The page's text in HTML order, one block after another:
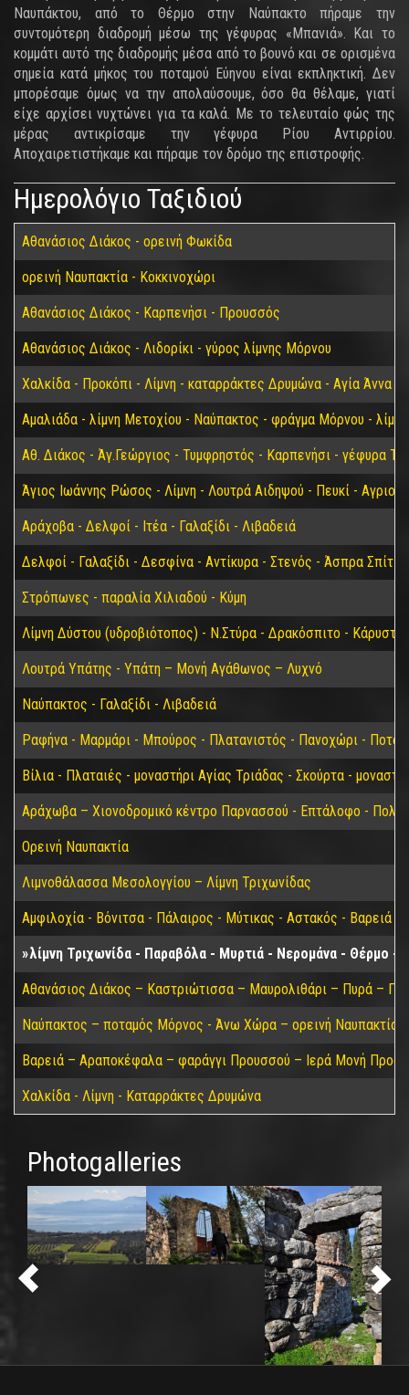
Ναυπάκτου, από το Θέρμο στην Ναύπακτο πήραμε την
συντομότερη διαδρομή μέσω της γέφυρας «Μπανιά». Και το
κομμάτι αυτό της διαδρομής μέσα από το βουνό και σε ορισμένα
σημεία κατά μήκος του ποταμού Εύηνου είναι εκπληκτική. Δεν
μπορέσαμε όμως να την απολαύσουμε, όσο θα θέλαμε, γιατί
είχε αρχίσει νυχτώνει για τα καλά. Με το τελευταίο φώς της
μέρας αντικρίσαμε την γέφυρα Ρίου Αντιρρίου.
Αποχαιρετιστήκαμε και πήραμε τον δρόμο της επιστροφής.
Ημερολόγιο Ταξιδιού
Αθανάσιος Διάκος - ορεινή Φωκίδα
ορεινή Ναυπακτία - Κοκκινοχώρι
Αθανάσιος Διάκος - Καρπενήσι - Προυσσός
Αθανάσιος Διάκος - Λιδορίκι - γύρος λίμνης Μόρνου
Χαλκίδα - Προκόπι - Λίμνη - καταρράκτες Δρυμώνα - Αγία Άννα
Αμαλιάδα - λίμνη Μετοχίου - Ναύπακτος - φράγμα Μόρνου -
Αθ. Διάκος - Άγ.Γεώργιος - Τυμφρηστός - Καρπενήσι - γέφυρα
Άγιος Ιωάννης Ρώσος - Λίμνη - Λουτρά Αιδηψού - Πευκί -
Αράχοβα - Δελφοί - Ιτέα - Γαλαξίδι - Λιβαδειά
Δελφοί - Γαλαξίδι - Δεσφίνα - Αντίκυρα - Στενός - Άσπρα
Στρόπωνες - παραλία Χιλιαδού - Κύμη
Λίμνη Δύστου (υδροβιότοπος) - Ν.Στύρα - Δρακόσπιτο -
Λουτρά Υπάτης - Υπάτη – Μονή Αγάθωνος – Λυχνό
Ναύπακτος - Γαλαξίδι - Λιβαδειά
Ραφήνα - Μαρμάρι - Μπούρος - Πλατανιστός - Πανοχώρι -
Βίλια - Πλαταιές - μοναστήρι Αγίας Τριάδας - Σκούρτα -
Αράχωβα – Χιονοδρομικό κέντρο Παρνασσού - Επτάλοφο -
Ορεινή Ναυπακτία
Λιμνοθάλασσα Μεσολογγίου – Λίμνη Τριχωνίδας
Αμφιλοχία - Βόνιτσα - Πάλαιρος - Μύτικας - Αστακός - Βαρειά
λίμνη Τριχωνίδα - Παραβόλα - Μυρτιά - Νερομάνα - Θέρμο -
Αθανάσιος Διάκος – Καστριώτισσα – Μαυρολιθάρι – Πυρά –
Ναύπακτος – ποταμός Μόρνος - Άνω Χώρα – ορεινή Ναυπακτία
Βαρειά – Αραποκέφαλα – φαράγγι Προυσσού – Ιερά Μονή
Χαλκίδα - Λίμνη - Καταρράκτες Δρυμώνα
Photogalleries